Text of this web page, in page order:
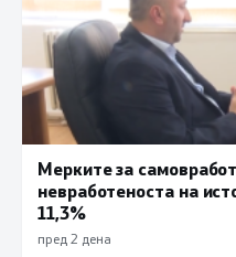
Мерките за
невработеноста на
11,3%
пред 2 дена